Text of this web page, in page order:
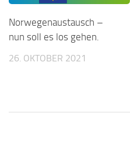
Norwegenaustausch –
nun soll es los gehen.
26. OKTOBER 2021